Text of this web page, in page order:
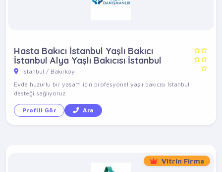
Hasta Bakıcı İstanbul Yaşlı Bakıcı
İstanbul Alya Yaşlı Bakıcısı İstanbul
İstanbul / Bakırköy
Evde huzurlu bir yaşam için profesyonel yaşlı bakıcısı İstanbul
desteği sağlıyoruz.
Profili Gör Ara
Vitrin Firma